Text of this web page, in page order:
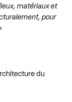
matériaux et
pour
du